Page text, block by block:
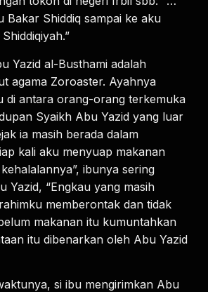
Bakar Shiddiq sampai ke aku
Yazid al-Busthami adalah
agama Zoroaster. Ayahnya
di antara orang-orang terkemuka
Syaikh Abu Yazid yang luar
ia masih berada dalam
kali aku menyuap makanan
ibunya sering
Yazid, “Engkau yang masih
memberontak dan tidak
makanan itu kumuntahkan
itu dibenarkan oleh Abu Yazid
si ibu mengirimkan Abu